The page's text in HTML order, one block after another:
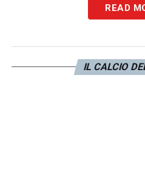
volta come gradirebbe
consentirgli più cambi
certo grado di fantasia
READ
IL CALCIO